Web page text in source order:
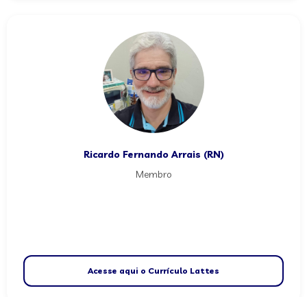
Ricardo Fernando Arrais (RN)
Membro
Acesse aqui o Currículo Lattes